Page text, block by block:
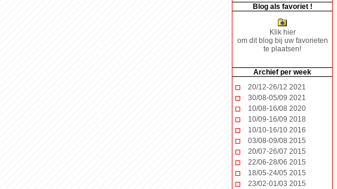
Blog als favoriet !
Klik hier
om dit blog bij uw favorieten
te plaatsen!
Archief per week
20/12-26/12 2021
30/08-05/09 2021
10/08-16/08 2020
10/09-16/09 2018
10/10-16/10 2016
03/08-09/08 2015
20/07-26/07 2015
22/06-28/06 2015
18/05-24/05 2015
23/02-01/03 2015